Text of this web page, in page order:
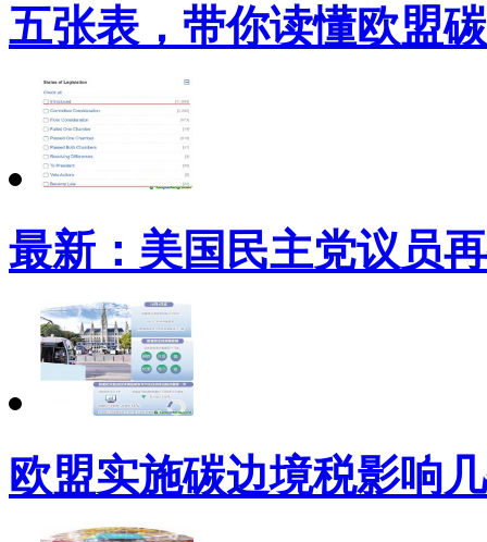
五张表，带你读懂欧盟
最新：美国民主党议员
欧盟实施碳边境税影响